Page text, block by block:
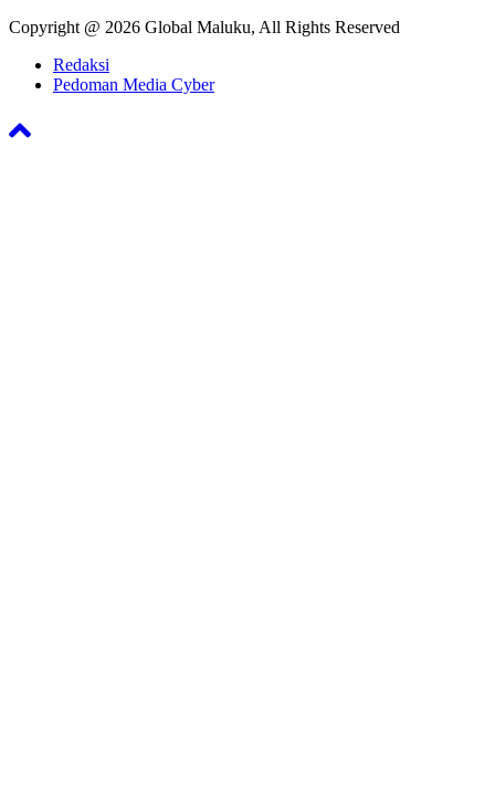
Copyright @ 2026 Global Maluku, All Rights Reserved
Redaksi
Pedoman Media Cyber